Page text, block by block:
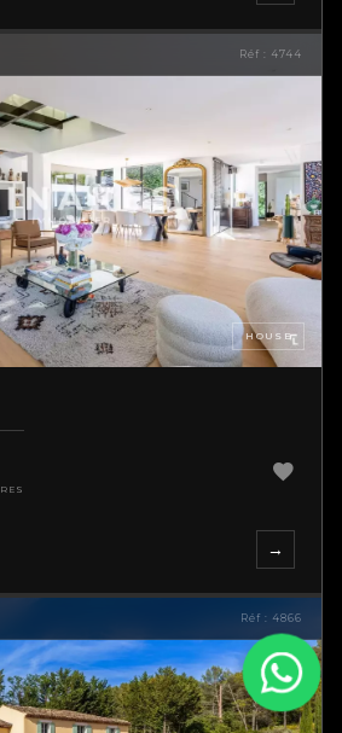
Réf : 4744
HOUSE
→
Réf : 4866